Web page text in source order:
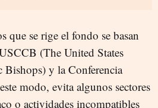
que se rige el fondo se basan
(The United States
Bishops) y la Conferencia
modo, evita algunos sectores
o actividades incompatibles